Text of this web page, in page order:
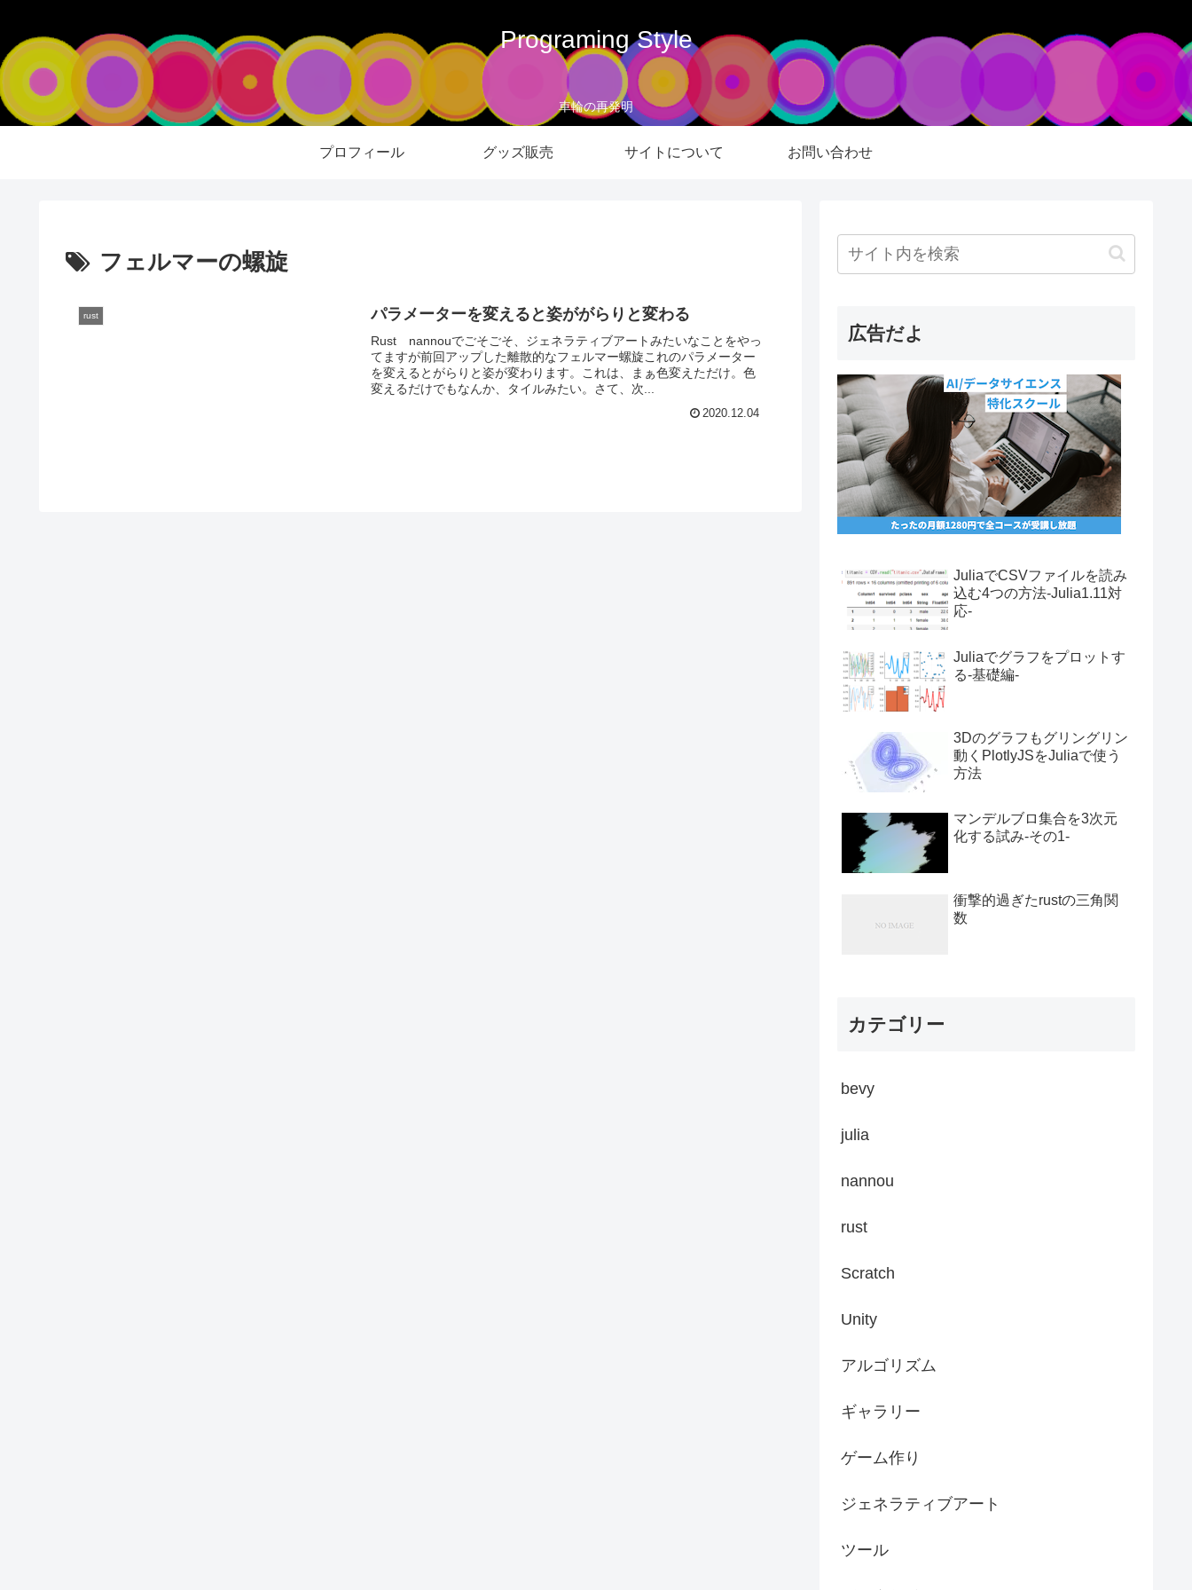
Programing Style
車輪の再発明
プロフィール グッズ販売 サイトについて お問い合わせ
フェルマーの螺旋
rust パラメーターを変えると姿ががらりと変わる
Rust nannouでごそごそ、ジェネラティブアートみたいなことをやっ
てますが前回アップした離散的なフェルマー螺旋これのパラメーター
を変えるとがらりと姿が変わります。これは、まぁ色変えただけ。色
変えるだけでもなんか、タイルみたい。さて、次...
2020.12.04
広告だよ
JuliaでCSVファイルを読み
込む4つの方法-Julia1.11対
応-
Juliaでグラフをプロットす
る-基礎編-
3Dのグラフもグリングリン
動くPlotlyJSをJuliaで使う
方法
マンデルブロ集合を3次元
化する試み-その1-
衝撃的過ぎたrustの三角関
数
カテゴリー
bevy
julia
nannou
rust
Scratch
Unity
アルゴリズム
ギャラリー
ゲーム作り
ジェネラティブアート
ツール